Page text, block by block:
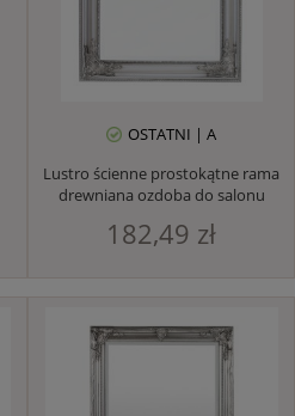
OSTATNI | A
Lustro ścienne prostokątne rama
drewniana ozdoba do salonu
182,49 zł